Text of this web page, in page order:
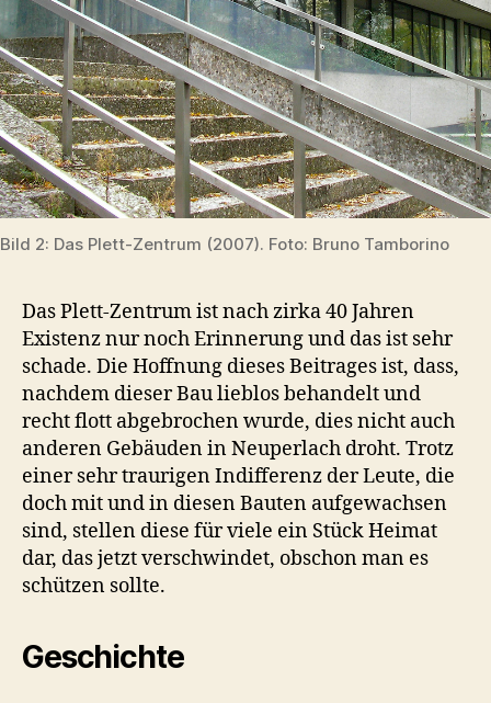
Bild 2: Das Plett-Zentrum (2007). Foto: Bruno Tamborino
Das Plett-Zentrum ist nach zirka 40 Jahren
Existenz nur noch Erinnerung und das ist sehr
schade. Die Hoffnung dieses Beitrages ist, dass,
nachdem dieser Bau lieblos behandelt und
recht flott abgebrochen wurde, dies nicht auch
anderen Gebäuden in Neuperlach droht. Trotz
einer sehr traurigen Indifferenz der Leute, die
doch mit und in diesen Bauten aufgewachsen
sind, stellen diese für viele ein Stück Heimat
dar, das jetzt verschwindet, obschon man es
schützen sollte.
Geschichte